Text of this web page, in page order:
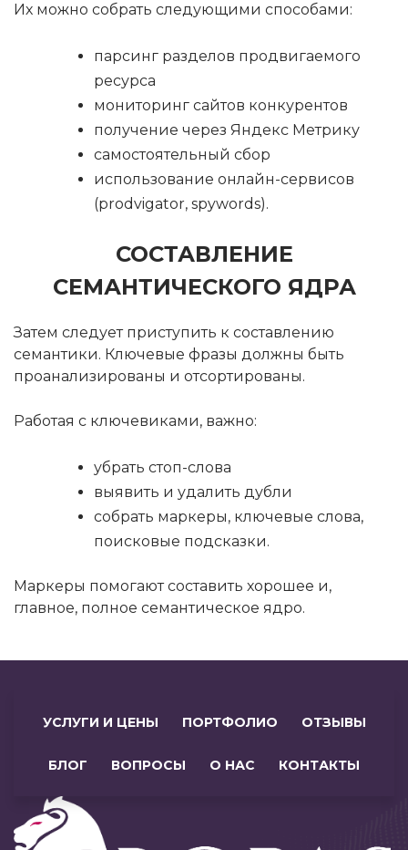
Их можно собрать следующими способами:
парсинг разделов продвигаемого
ресурса
мониторинг сайтов конкурентов
получение через Яндекс Метрику
самостоятельный сбор
использование онлайн-сервисов
(prodvigator, spywords).
СОСТАВЛЕНИЕ
СЕМАНТИЧЕСКОГО ЯДРА
Затем следует приступить к составлению
семантики. Ключевые фразы должны быть
проанализированы и отсортированы.
Работая с ключевиками, важно:
убрать стоп-слова
выявить и удалить дубли
собрать маркеры, ключевые слова,
поисковые подсказки.
Маркеры помогают составить хорошее и,
главное, полное семантическое ядро.
УСЛУГИ И ЦЕНЫ ПОРТФОЛИО ОТЗЫВЫ
БЛОГ ВОПРОСЫ О НАС КОНТАКТЫ